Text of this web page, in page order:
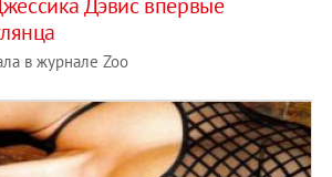
в журнале Zoo